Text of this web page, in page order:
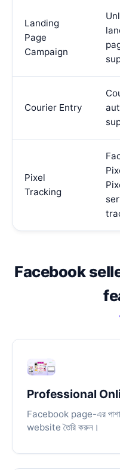
Landing
Page
Campaign
Courier Entry
Pixel
Tracking
Facebook
Professional
Facebook page-এর
website তৈরি করুন।